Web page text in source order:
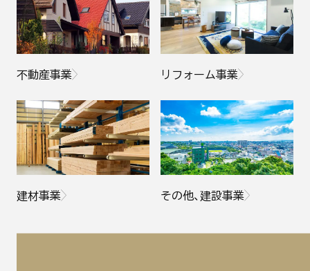
不動産事業 リフォーム事業
建材事業
その他、建設事業
他